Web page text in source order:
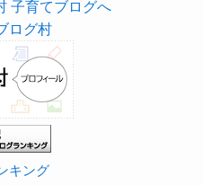
ログ村
キング